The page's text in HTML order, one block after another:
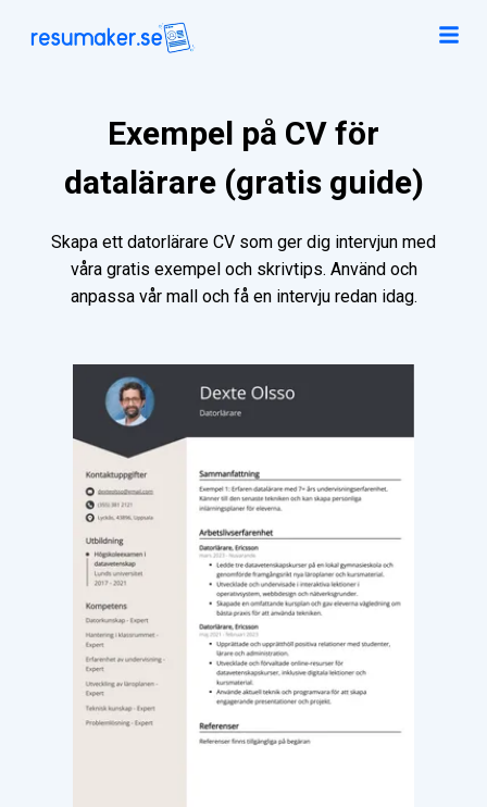
Exempel på CV för
datalärare (gratis guide)
Skapa ett datorlärare CV som ger dig intervjun med
våra gratis exempel och skrivtips. Använd och
anpassa vår mall och få en intervju redan idag.